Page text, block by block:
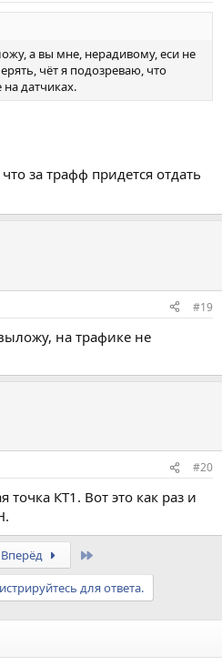
а вы мне, нерадивому, еси не
чёт я подозреваю, что
на датчиках.
за трафф придется отдать
#19
на трафике не
#20
точка КТ1. Вот это как раз и
Вперёд
для ответа.